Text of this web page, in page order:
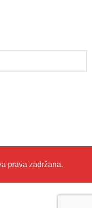
prava zadržana.